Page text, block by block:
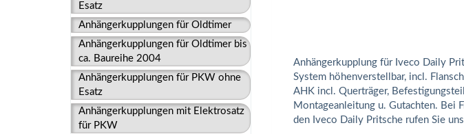
Esatz
Anhängerkupplungen für Oldtimer
Anhängerkupplungen für Oldtimer bis
ca. Baureihe 2004
Anhängerkupplungen für PKW ohne
Esatz
Anhängerkupplungen mit Elektrosatz
für PKW
Anhängerkupplung für Iveco Daily
System höhenverstellbar, incl.
AHK incl. Querträger,
Montageanleitung u. Gutachten. Bei
den Iveco Daily Pritsche rufen Sie